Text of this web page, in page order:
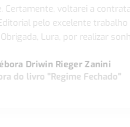
compreensão que
edição
diagramação do meu
Detetive’. Um
quem sabe dar voz ao
em breve a Lura
nome para o